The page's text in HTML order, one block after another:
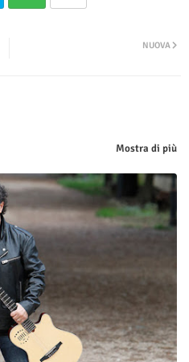
NUOVA
Mostra di più